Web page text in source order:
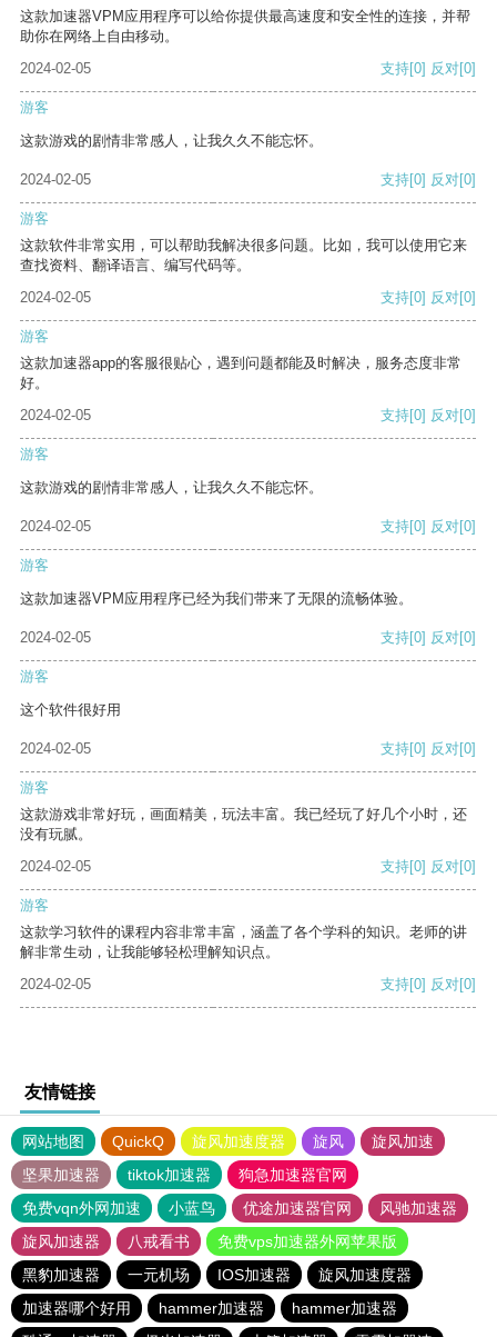
这款加速器VPM应用程序可以给你提供最高速度和安全性的连接，并帮
助你在网络上自由移动。
2024-02-05
支持[0] 反对[0]
游客
这款游戏的剧情非常感人，让我久久不能忘怀。
2024-02-05 支持[0] 反对[0]
游客
这款软件非常实用，可以帮助我解决很多问题。比如，我可以使用它来
查找资料、翻译语言、编写代码等。
2024-02-05
支持[0] 反对[0]
游客
这款加速器app的客服很贴心，遇到问题都能及时解决，服务态度非常
好。
2024-02-05
支持[0] 反对[0]
游客
这款游戏的剧情非常感人，让我久久不能忘怀。
2024-02-05 支持[0] 反对[0]
游客
这款加速器VPM应用程序已经为我们带来了无限的流畅体验。
2024-02-05 支持[0] 反对[0]
游客
这个软件很好用
2024-02-05 支持[0] 反对[0]
游客
这款游戏非常好玩，画面精美，玩法丰富。我已经玩了好几个小时，还
没有玩腻。
2024-02-05
支持[0] 反对[0]
游客
这款学习软件的课程内容非常丰富，涵盖了各个学科的知识。老师的讲
解非常生动，让我能够轻松理解知识点。
2024-02-05
支持[0] 反对[0]
友情链接
网站地图 QuickQ 旋风加速度器 旋风
旋风加速
坚果加速器
tiktok加速器
狗急加速器官网
免费vqn外网加速
小蓝鸟 优途加速器官网
风驰加速器
旋风加速器
八戒看书
免费vps加速器外网苹果版
黑豹加速器
一元机场 IOS加速器
旋风加速度器
加速器哪个好用
hammer加速器
hammer加速器